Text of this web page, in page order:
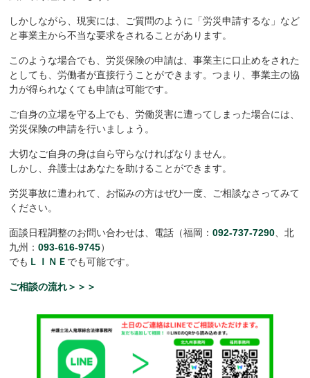
しかしながら、現実には、ご質問のように「労災申請するな」など
と事業主から不当な要求をされることがあります。
このような場合でも、労災保険の申請は、事業主に口止めをされた
としても、労働者が直接行うことができます。つまり、事業主の協
力が得られなくても申請は可能です。
ご自身の立場を守る上でも、労働災害に遭ってしまった場合には、
労災保険の申請を行いましょう。
大切なご自身の身は自ら守らなければなりません。
しかし、弁護士はあなたを助けることができます。
労災事故に遭われて、お悩みの方はぜひ一度、ご相談なさってみて
ください。
面談日程調整のお問い合わせは、電話（福岡：092-737-7290 、北
九州：093-616-9745）
でも ＬＩＮＥ でも可能です。
ご相談の流れ＞＞＞